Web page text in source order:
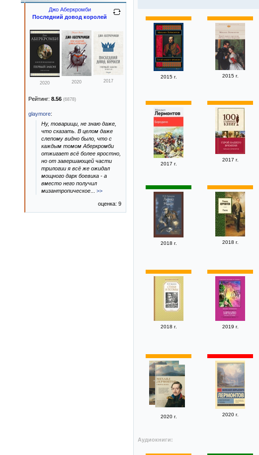
2015 г. 2015 г.
2017 г.
2017 г.
2018 г. 2018 г.
2018 г. 2019 г.
2020 г. 2020 г.
Аудиокниги:
Джо Аберкромби
Последний довод королей
2020 2020 2017
Рейтинг: 8.56 (6878)
glaymore:
Ну, товарищи, не знаю даже,
что сказать. В целом даже
слепому видно было, что с
каждым томом Аберкромби
отжигает всё более яростно,
но от завершающей части
трилогии я всё же ожидал
мощного дарк боевика - а
вместо него получил
мизантропическое
>>
оценка: 9